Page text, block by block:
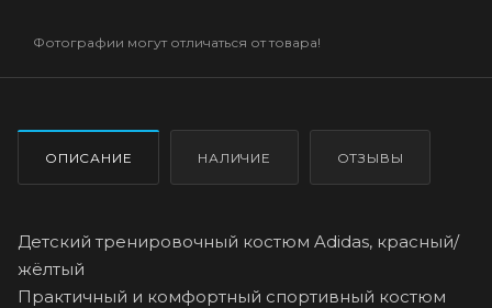
Фотографии могут отличаться от товара!
ОПИСАНИЕ НАЛИЧИЕ ОТЗЫВЫ
Детский тренировочный костюм Adidas, красный/
жёлтый
Практичный и комфортный спортивный костюм